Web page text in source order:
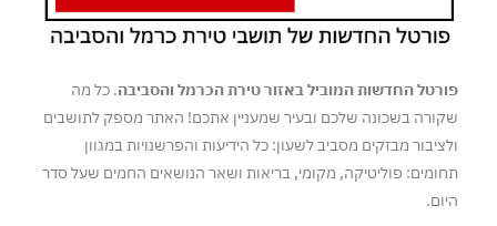
פורטל החדשות המוביל באזור טירת הכרמל והסביבה. כל מה
שקורה בשכונה שלכם ובעיר שמעניין אתכם! האתר מספק לתושבים
ולציבור מבזקים מסביב לשעון: כל הידיעות והפרשנויות במגוון
תחומים: פוליטיקה, מקומי, בריאות ושאר הנושאים החמים שעל סדר
היום.